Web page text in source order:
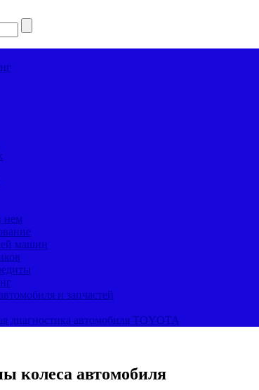
нем
машин
и запчастей
диагностика автомобиля TOYOTA
колеса автомобиля